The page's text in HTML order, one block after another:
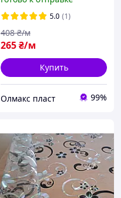
ширина 60 см, отрезное
на метраж 5.0 (1)
265₴/м
408 ₴/м
Купить
Олмакс пласт 99%